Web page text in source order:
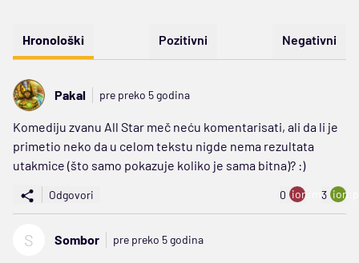
Hronološki Pozitivni Negativni
Pakal pre preko 5 godina
Komediju zvanu All Star meč neću komentarisati, ali da li je
primetio neko da u celom tekstu nigde nema rezultata
utakmice (što samo pokazuje koliko je sama bitna)? :)
Odgovori 0 ion:minus
3
S Sombor pre preko 5 godina